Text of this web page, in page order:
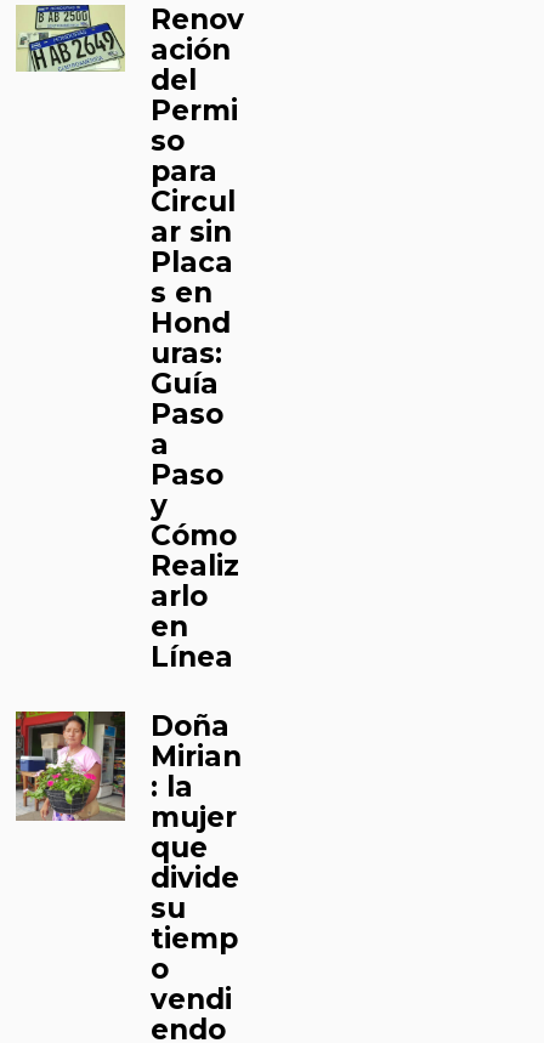
Renov
ación
del
Permi
so
para
Circul
ar sin
Placa
s en
Hond
uras:
Guía
Paso
a
Paso
y
Cómo
Realiz
arlo
en
Línea
Doña
Mirian
: la
mujer
que
divide
su
tiemp
o
vendi
endo